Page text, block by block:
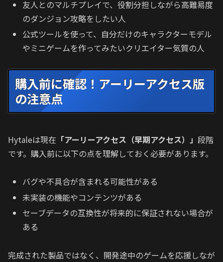
友人とのマルチプレイで、役割分担しながら高難易度
のダンジョン攻略をしたい人
公式ツールを使って、自分だけのキャラクターモデル
やミニゲームを作ってみたいクリエイター気質の人
購入前に確認！アーリーアクセス版
の注意点
Hytaleは現在 「アーリーアクセス（早期アクセス）」 段階
です。購入前に以下の点を理解しておく必要があります。
バグや不具合が含まれる可能性がある
未実装の機能やコンテンツがある
セーブデータの互換性が将来的に保証されない場合が
ある
完成された製品ではなく、開発途中のゲームを応援しなが